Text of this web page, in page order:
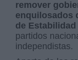
remover
enquilosados
de Estabilidad
partidos
independistas.